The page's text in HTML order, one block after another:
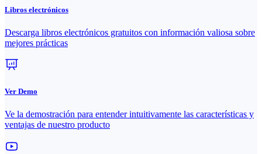
Libros electrónicos
Descarga libros electrónicos gratuitos con información valiosa sobre
mejores prácticas
Ver Demo
Ve la demostración para entender intuitivamente las características y
ventajas de nuestro producto